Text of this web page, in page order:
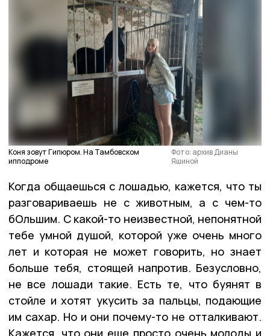
Коня зовут Гипюром. На Тамбовском
ипподроме
Фото: архив Дианы
Яшиной
Когда общаешься с лошадью, кажется, что ты
разговариваешь не с животным, а с чем-то
бОльшим. С какой-то неизвестной, непонятной
тебе умной душой, которой уже очень много
лет и которая не может говорить, но знает
больше тебя, стоящей напротив. Безусловно,
не все лошади такие. Есть те, что буянят в
стойле и хотят укусить за пальцы, подающие
им сахар. Но и они почему-то не отталкивают.